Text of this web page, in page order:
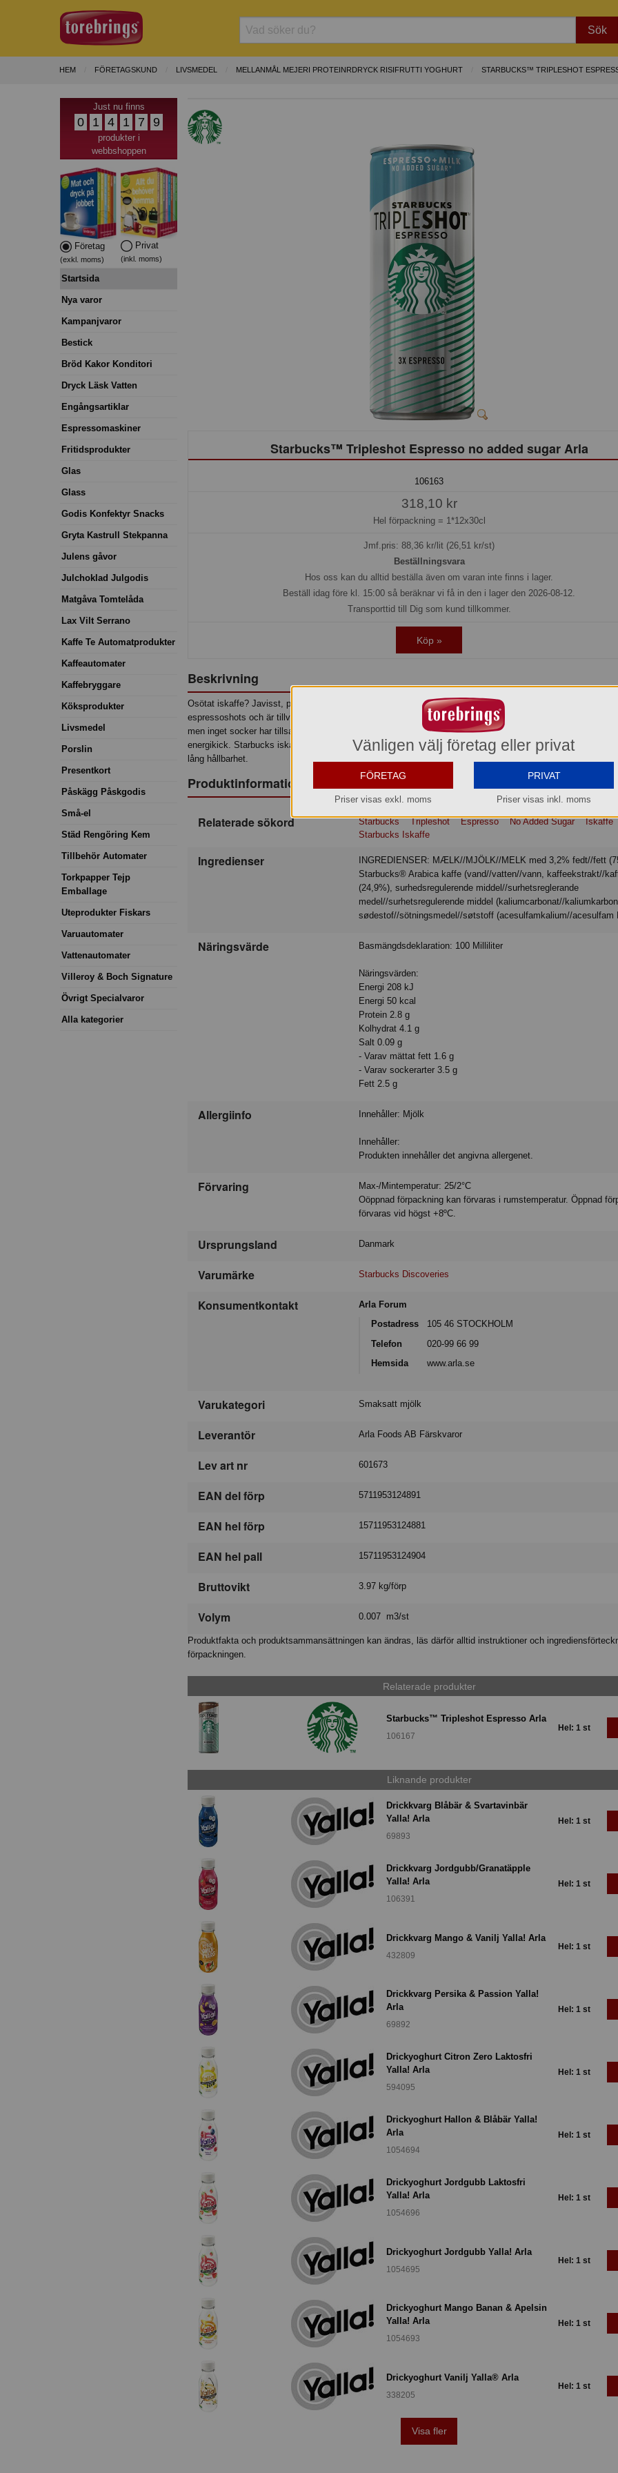
Sök
HEM FÖRETAGSKUND LIVSMEDEL MELLANMÅL MEJERI PROTEINRDRYCK RISIFRUTTI YOGHURT STARBUCKS™ TRIPLESHOT
Just nu finns
0 1 4 1 7 9
produkter i
webbshoppen
Företag
(exkl. moms)
Privat
(inkl. moms)
Startsida
Nya varor
Kampanjvaror
Bestick
Bröd Kakor Konditori
Dryck Läsk Vatten
Engångsartiklar
Espressomaskiner
Fritidsprodukter
Glas
Glass
Godis Konfektyr Snacks
Gryta Kastrull Stekpanna
Julens gåvor
Julchoklad Julgodis
Matgåva Tomtelåda
Lax Vilt Serrano
Kaffe Te Automatprodukter
Kaffeautomater
Kaffebryggare
Köksprodukter
Livsmedel
Porslin
Presentkort
Påskägg Påskgodis
Små-el
Städ Rengöring Kem
Tillbehör Automater
Torkpapper Tejp
Emballage
Uteprodukter Fiskars
Varuautomater
Vattenautomater
Villeroy & Boch Signature
Övrigt Specialvaror
Alla kategorier
Starbucks™ Tripleshot Espresso no added sugar Arla
106163
318,10 kr
Hel förpackning = 1*12x30cl
Jmf.pris: 88,36 kr/lit (26,51 kr/st)
Beställningsvara
Hos oss kan du alltid beställa även om varan inte finns i lager.
Beställ idag före kl. 15:00 så beräknar vi få in den i lager den 2026-08-12.
Transporttid till Dig som kund tillkommer.
Köp »
Beskrivning
Osötat iskaffe? Javisst, prova Starbucks® Tripleshot No Added Sugar. Tripleshot Espresso är gjord med
espressoshots och är tillverkad med samma toppkvalitet som på Starbucks kaféer. Kaffedrycken är
men inget socker har tillsatts. Den fungerar utmärkt att ta med och dricka i farten, gärna när du är i behov
energikick. Starbucks iskaffe smakar allra bäst väl kyld. Oöppnad förpackning kan förvaras i
lång hållbarhet.
Produktinformation
Relaterade sökord Starbucks Tripleshot Espresso No Added Sugar
Iskaffe
Starbucks Iskaffe
Ingredienser
Starbucks® Arabica kaffe (vand//vatten//vann, kaffeekstrakt//
(24,9%), surhedsregulerende middel//surhetsreglerande
medel//surhetsregulerende middel (kaliumcarbonat//
sødestof//sötningsmedel//søtstoff (acesulfamkalium//acesulfam
Näringsvärde Basmängdsdeklaration: 100 Milliliter
Näringsvärden:
Energi 208 kJ
Energi 50 kcal
Protein 2.8 g
Kolhydrat 4.1 g
Salt 0.09 g
- Varav mättat fett 1.6 g
- Varav sockerarter 3.5 g
Fett 2.5 g
Allergiinfo Innehåller: Mjölk
Innehåller:
Produkten innehåller det angivna allergenet.
Förvaring
Max-/Mintemperatur: 25/2°C
Oöppnad förpackning kan förvaras i rumstemperatur. Öppnad
förvaras vid högst +8ºC.
Ursprungsland Danmark
Varumärke Starbucks Discoveries
Konsumentkontakt
Arla Forum
Postadress
105 46 STOCKHOLM
Telefon
020-99 66 99
Hemsida
www.arla.se
Varukategori Smaksatt mjölk
Leverantör Arla Foods AB Färskvaror
Lev art nr 601673
EAN del förp 5711953124891
EAN hel förp 15711953124881
EAN hel pall 15711953124904
Bruttovikt 3.97 kg/förp
Volym 0.007 m3/st
Produktfakta och produktsammansättningen kan ändras, läs därför alltid instruktioner och
förpackningen.
Relaterade produkter
Starbucks™ Tripleshot Espresso Arla
106167
Hel: 1 st
Liknande produkter
Drickkvarg Blåbär & Svartavinbär
Yalla! Arla
69893
Hel: 1 st
Drickkvarg Jordgubb/Granatäpple
Yalla! Arla
106391
Hel: 1 st
Drickkvarg Mango & Vanilj Yalla! Arla
432809
Hel: 1 st
Drickkvarg Persika & Passion Yalla!
Arla
69892
Hel: 1 st
Drickyoghurt Citron Zero Laktosfri
Yalla! Arla
594095
Hel: 1 st
Drickyoghurt Hallon & Blåbär Yalla!
Arla
1054694
Hel: 1 st
Drickyoghurt Jordgubb Laktosfri
Yalla! Arla
1054696
Hel: 1 st
Drickyoghurt Jordgubb Yalla! Arla
1054695
Hel: 1 st
Drickyoghurt Mango Banan & Apelsin
Yalla! Arla
1054693
Hel: 1 st
Drickyoghurt Vanilj Yalla® Arla
338205
Hel: 1 st
Visa fler
Vänligen välj företag eller privat
FÖRETAG
Priser visas exkl. moms
PRIVAT
Priser visas inkl. moms